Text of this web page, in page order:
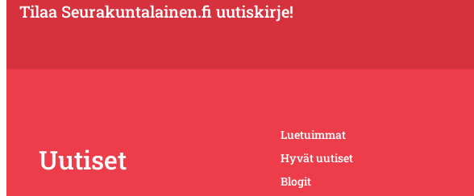
Tilaa Seurakuntalainen.fi uutiskirje!
Uutiset
Luetuimmat
Hyvät uutiset
Blogit